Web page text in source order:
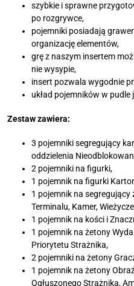
szybkie i sprawne
po rozgrywce,
pojemniki posiadają
organizację elementów,
grę z naszym insertem
nie wysypie,
insert pozwala wygodnie
układ pojemników w pudle
Zestaw zawiera:
3 pojemniki segregujący
oddzielenia
2 pojemniki na figurki,
1 pojemnik na figurki
1 pojemnik na segregujący
Terminalu, Kamer,
1 pojemnik na kości i
1 pojemnik na żetony
Priorytetu Strażnika,
2 pojemniki na żetony
1 pojemnik na żetony
Ogłuszonego Strażnika,